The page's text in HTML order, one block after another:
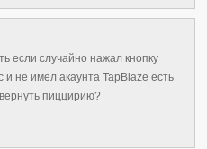
если случайно нажал кнопку
и не имел акаунта TapBlaze есть
пиццирию?